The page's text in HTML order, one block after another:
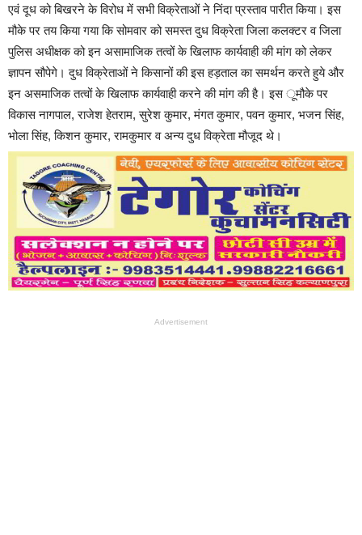
एवं दूध को बिखरने के विरोध में सभी विक्रेताओं ने निंदा प्रस्ताव पारीत किया। इस
मौके पर तय किया गया कि सोमवार को समस्त दुध विक्रेता जिला कलक्टर व जिला
पुलिस अधीक्षक को इन असामाजिक तत्वों के खिलाफ कार्यवाही की मांग को लेकर
ज्ञापन सौपेगे। दुध विक्रेताओं ने किसानों की इस हड़ताल का समर्थन करते हुये और
इन असमाजिक तत्वों के खिलाफ कार्यवाही करने की मांग की है। इस ूमौके पर
विकास नागपाल, राजेश हेतराम, सुरेश कुमार, मंगत कुमार, पवन कुमार, भजन सिंह,
भोला सिंह, किशन कुमार, रामकुमार व अन्य दुध विक्रेता मौजूद थे।
Advertisement